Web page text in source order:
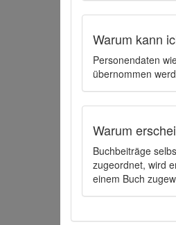
Warum kann
Personendaten
übernommen
Warum
Buchbeiträge
zugeordnet, wird
einem Buch